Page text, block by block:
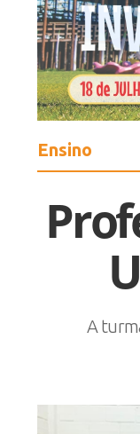
Ensino
A